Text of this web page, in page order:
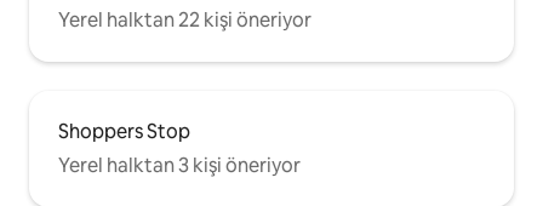
Yerel halktan 22 kişi öneriyor
Shoppers Stop
Yerel halktan 3 kişi öneriyor